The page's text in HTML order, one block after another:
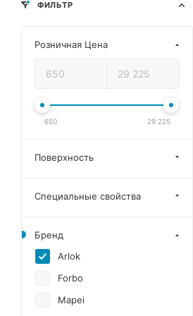
ФИЛЬТР
Розничная Цена
650 29 225
Поверхность
Специальные свойства
Бренд
Arlok
Forbo
Mapei